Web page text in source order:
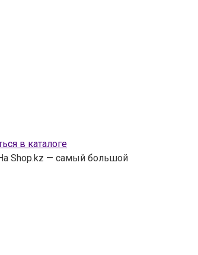
в каталоге
Shop.kz — самый большой